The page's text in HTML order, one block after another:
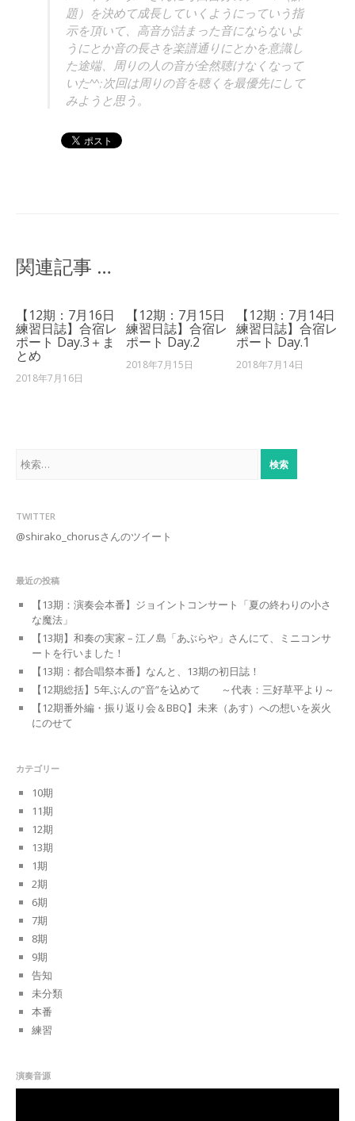
題）を決めて成長していくようにっていう指
示を頂いて、高音が詰まった音にならないよ
うにとか音の長さを楽譜通りにとかを意識し
た途端、周りの人の音が全然聴けなくなって
いた^^;次回は周りの音を聴くを最優先にして
みようと思う。
関連記事 …
【12期：7月16日
練習日誌】合宿レ
ポート Day.3＋ま
とめ
2018年7月16日
【12期：7月15日
練習日誌】合宿レ
ポート Day.2
2018年7月15日
【12期：7月14日
練習日誌】合宿レ
ポート Day.1
2018年7月14日
索:
TWITTER
@shirako_chorusさんのツイート
最近の投稿
【13期：演奏会本番】ジョイントコンサート「夏の終わりの小さ
な魔法」
【13期】和奏の実家 – 江ノ島「あぶらや」さんにて、ミニコンサ
ートを行いました！
【13期：都合唱祭本番】なんと、13期の初日誌！
【12期総括】5年ぶんの”音”を込めて ～代表：三好草平より～
【12期番外編・振り返り会＆BBQ】未来（あす）への想いを炭火
にのせて
カテゴリー
10期
11期
12期
13期
1期
2期
6期
7期
8期
9期
告知
未分類
本番
練習
演奏音源